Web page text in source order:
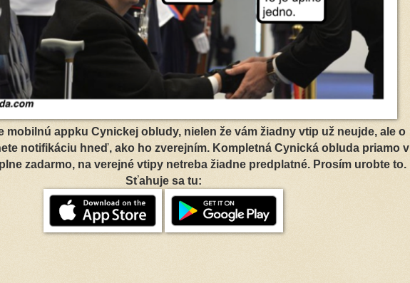
mobilnú appku Cynickej obludy, nielen že vám žiadny vtip už neujde, ale o
notifikáciu hneď, ako ho zverejním. Kompletná Cynická obluda priamo v
zadarmo, na verejné vtipy netreba žiadne predplatné. Prosím urobte to.
Sťahuje sa tu: